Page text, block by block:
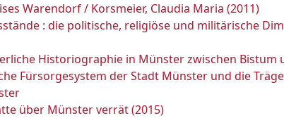
Warendorf / Korsmeier, Claudia Maria (2011)
: die politische, religiöse und militärische
Historiographie in Münster zwischen Bistum
Fürsorgesystem der Stadt Münster und die
über Münster verrät (2015)